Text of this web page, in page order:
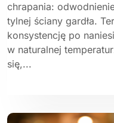
chrapania:
tylnej ściany gardła.
konsystencję po
w naturalnej
się,...